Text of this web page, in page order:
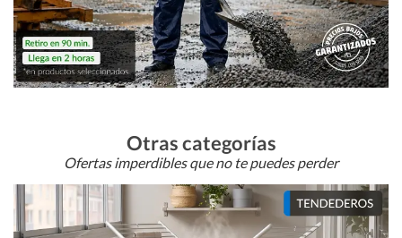
Otras categorías
Ofertas imperdibles que no te puedes perder